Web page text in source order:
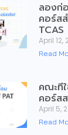
ลองก่
คอร์ส
TCAS
April 12,
Read
คณะที่
คอร์ส
April 5,
Read